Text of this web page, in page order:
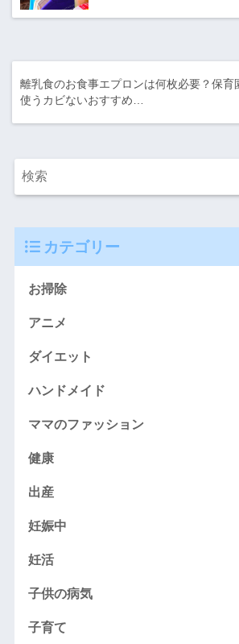
離乳食のお食事エプロンは何枚必要？保育
使うカビないおすすめ…
カテゴリー
お掃除
アニメ
ダイエット
ハンドメイド
ママのファッション
健康
出産
妊娠中
妊活
子供の病気
子育て